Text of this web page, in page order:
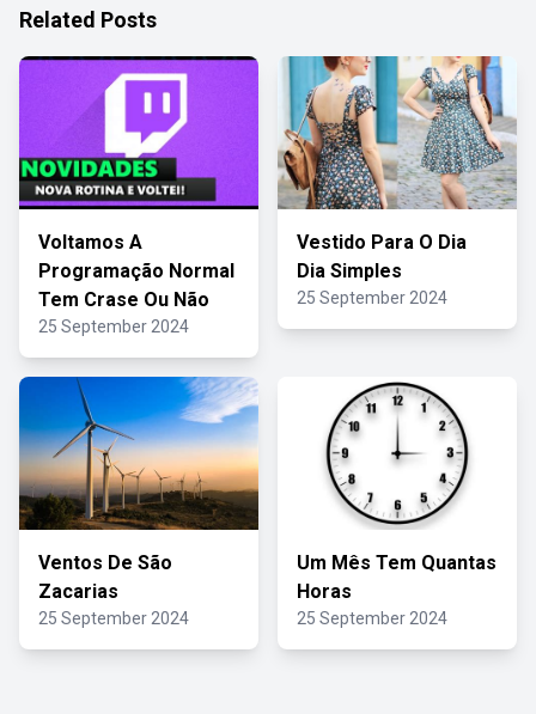
Related Posts
Voltamos A
Programação Normal
Tem Crase Ou Não
25 September 2024
Vestido Para O Dia
Dia Simples
25 September 2024
Ventos De São
Zacarias
25 September 2024
Um Mês Tem Quantas
Horas
25 September 2024